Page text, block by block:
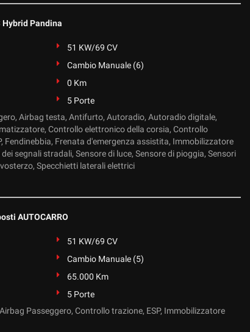
Hybrid Pandina
51 KW/69 CV
Cambio Manuale (6)
0 Km
5 Porte
Airbag testa, Antifurto, Autoradio, Autoradio digitale,
Controllo elettronico della corsia, Controllo
Fendinebbia, Frenata d'emergenza assistita, Immobilizzatore
segnali stradali, Sensore di luce, Sensore di pioggia, Sensori
Specchietti laterali elettrici
AUTOCARRO
51 KW/69 CV
Cambio Manuale (5)
65.000 Km
5 Porte
Passeggero, Controllo trazione, ESP, Immobilizzatore